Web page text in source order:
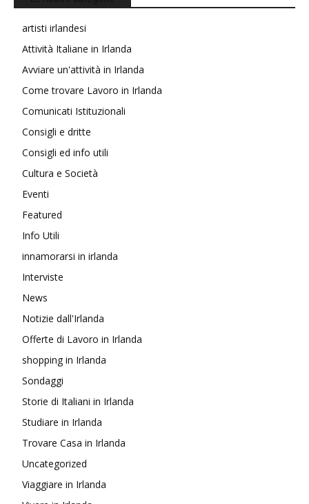
artisti irlandesi
Attività Italiane in Irlanda
Avviare un'attività in Irlanda
Come trovare Lavoro in Irlanda
Comunicati Istituzionali
Consigli e dritte
Consigli ed info utili
Cultura e Società
Eventi
Featured
Info Utili
innamorarsi in irlanda
Interviste
News
Notizie dall'Irlanda
Offerte di Lavoro in Irlanda
shopping in Irlanda
Sondaggi
Storie di Italiani in Irlanda
Studiare in Irlanda
Trovare Casa in Irlanda
Uncategorized
Viaggiare in Irlanda